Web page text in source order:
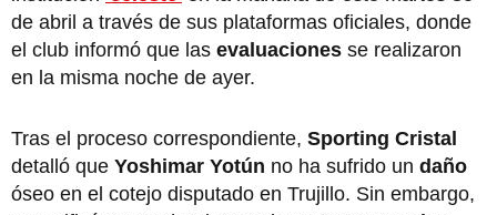
de abril a través de sus plataformas oficiales, donde
el club informó que las evaluaciones se realizaron
en la misma noche de ayer.
Tras el proceso correspondiente, Sporting Cristal
detalló que Yoshimar Yotún no ha sufrido un daño
óseo en el cotejo disputado en Trujillo. Sin embargo,